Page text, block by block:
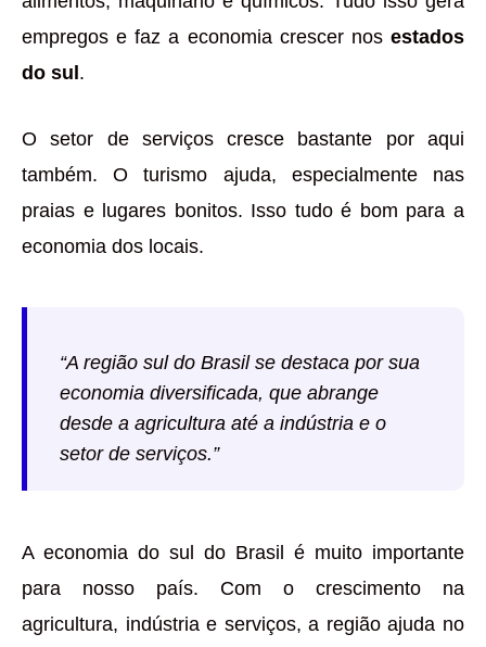
empregos e faz a economia crescer nos estados
do sul.
O setor de serviços cresce bastante por aqui
também. O turismo ajuda, especialmente nas
praias e lugares bonitos. Isso tudo é bom para a
economia dos locais.
“A região sul do Brasil se destaca por sua
economia diversificada, que abrange
desde a agricultura até a indústria e o
setor de serviços.”
A economia do sul do Brasil é muito importante
para nosso país. Com o crescimento na
agricultura, indústria e serviços, a região ajuda no